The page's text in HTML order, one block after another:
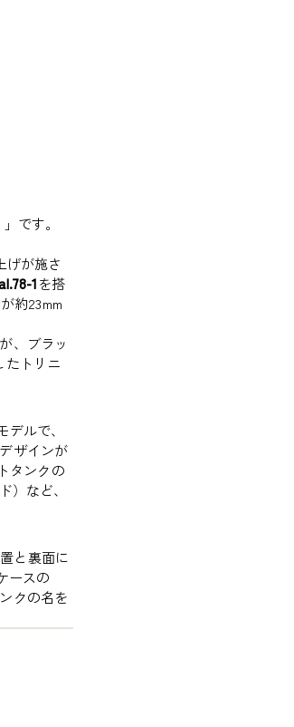
です。
げが施さ
1を搭
約23mm
、ブラッ
たトリニ
ルで、
ザインが
タンクの
など、
と裏面に
ースの
クの名を